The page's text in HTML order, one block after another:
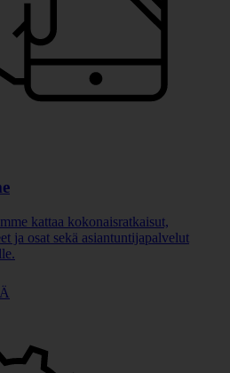
kattaa kokonaisratkaisut,
ja osat sekä asiantuntijapalvelut